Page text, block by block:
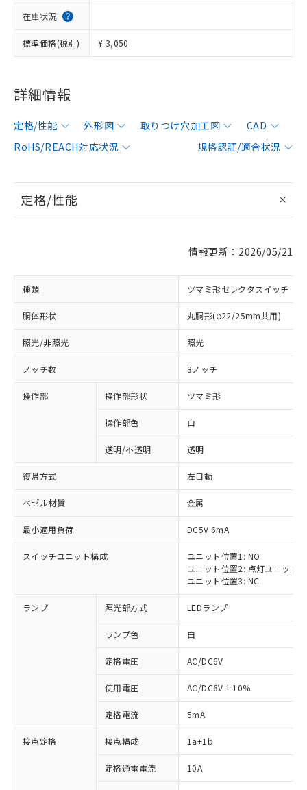
在庫状況
標準価格(税別) ¥ 3,050
詳細情報
定格/性能 外形図 取りつけ穴加工図
CAD
RoHS/REACH対応状況
規格認証/適合状況
定格/性能
情報更新：2026/05/21
種類 ツマミ形セレクタスイッチ
胴体形状 丸胴形(φ22/25mm共用)
照光/非照光 照光
ノッチ数 3ノッチ
操作部 操作部形状 ツマミ形
操作部色 白
透明/不透明 透明
復帰方式 左自動
ベゼル材質 金属
最小適用負荷 DC5V 6mA
スイッチユニット構成
ユニット位置1: NO
ユニット位置2: 点灯ユニット
ユニット位置3: NC
ランプ 照光部方式 LEDランプ
ランプ色 白
定格電圧 AC/DC6V
使用電圧 AC/DC6V±10%
定格電流 5mA
接点定格 接点構成 1a+1b
定格通電電流 10A
ご利用条件
以下の条件をお読みいただき、同意のうえ
※1 対応状況
対応済み：EU RoHS指令（10物質）の
対応予定：EU RoHS指令（10物質）の非含
商品です。
対応予定なし：EU RoHS指令（10物質）の
非含有に非対応の商品で、対応品を出す予